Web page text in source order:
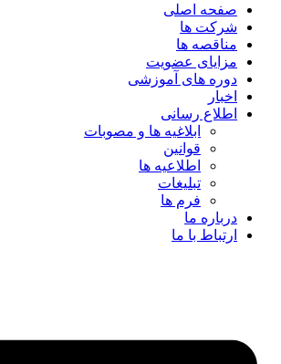
صفحه اصلی
شرکت ها
مناقصه ها
مزایای عضویت
دوره های آموزشی
اخبار
اطلاع رسانی
ابلاغیه ها و مصوبات
قوانین
اطلاعیه ها
تبلیغات
فرم ها
درباره ما
ارتباط با ما